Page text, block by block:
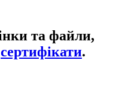
та файли,
сертифікати.